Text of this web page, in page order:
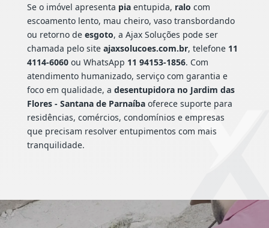
Se o imóvel apresenta piaentupida, ralo com
escoamento lento, mau cheiro, vaso transbordando
ou retorno de esgoto, a Ajax Soluções pode ser
chamada pelo site ajaxsolucoes.com.br, telefone 11
4114-6060ou WhatsApp 11 94153-1856. Com
atendimento humanizado, serviço com garantia e
foco em qualidade, a desentupidora no Jardim das
Flores - Santana de Parnaíbaoferece suporte para
residências, comércios, condomínios e empresas
que precisam resolver entupimentos com mais
tranquilidade.